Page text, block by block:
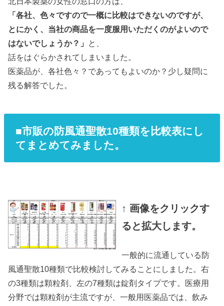
「各社、色々ですので一概に比較はできないのですが、
とにかく、当社の商品を一度服用いただくのがよいので
はないでしょうか？」 と、
話をはぐらかされてしまいました。
医薬品が、各社色々？であってもよいのか？少し疑問に
残る解答でした。
■市販の防風通聖散10種類を比較表にし
てまとめてみました。
↑ 画像をクリックす
ると拡大します。
一般的に流通している防
風通聖散10種類で比較検討してみることにしました。右
の3種類は顆粒剤、左の7種類は錠剤タイプです。医療用
分野では顆粒剤が主流ですが、一般用医薬品では、飲み